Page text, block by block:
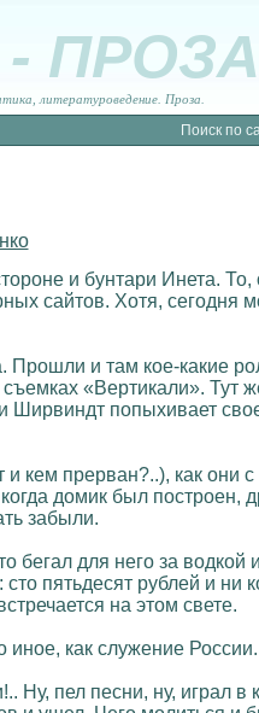
- ПРОЗА
литературоведение. Проза.
Поиск по
и бунтари Инета.
сайтов. Хотя, сегодня
Прошли и там кое-какие
«Вертикали». Тут
Ширвиндт попыхивает
кем прерван?..), как они
домик был построен,
забыли.
для него за водкой
пятьдесят рублей и ни
на этом свете.
иное, как служение
Ну, пел песни, ну, играл